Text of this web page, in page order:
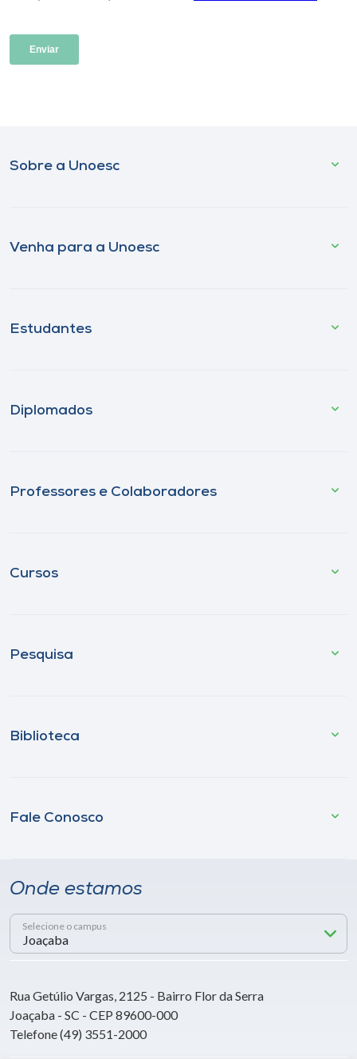
Sobre a Unoesc
Venha para a Unoesc
Estudantes
Diplomados
Professores e Colaboradores
Cursos
Pesquisa
Biblioteca
Fale Conosco
Onde estamos
Selecione o campus
Rua Getúlio Vargas, 2125 - Bairro Flor da Serra
Joaçaba - SC - CEP 89600-000
Telefone (49) 3551-2000